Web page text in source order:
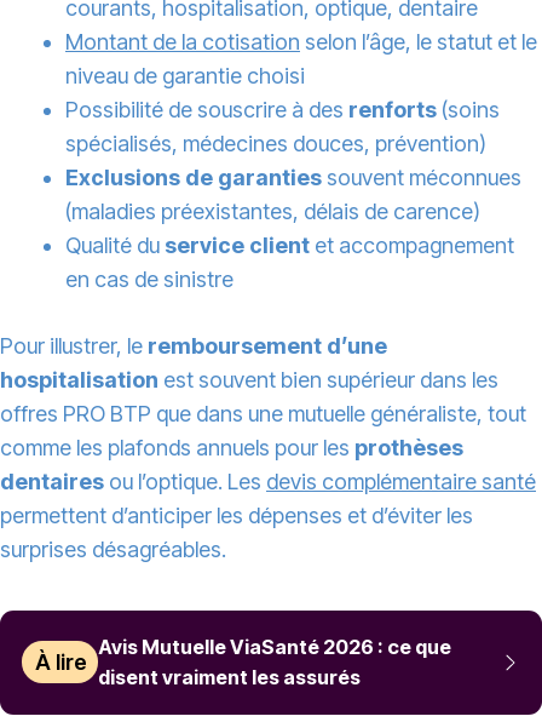
courants, hospitalisation, optique, dentaire
Montant de la cotisation selon l’âge, le statut et le
niveau de garantie choisi
Possibilité de souscrire à des renforts (soins
spécialisés, médecines douces, prévention)
Exclusions de garanties souvent méconnues
(maladies préexistantes, délais de carence)
Qualité du service client et accompagnement
en cas de sinistre
Pour illustrer, le remboursement d’une
hospitalisation est souvent bien supérieur dans les
offres PRO BTP que dans une mutuelle généraliste, tout
comme les plafonds annuels pour les prothèses
dentaires ou l’optique. Les devis complémentaire santé
permettent d’anticiper les dépenses et d’éviter les
surprises désagréables.
À lire
Avis Mutuelle ViaSanté 2026 : ce que
disent vraiment les assurés